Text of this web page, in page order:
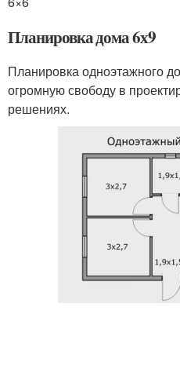
Планировка дома 6х9
Планировка одноэтажного
огромную свободу в
решениях.